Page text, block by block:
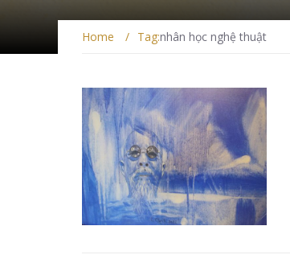
Home / Tag:nhân học nghệ thuật